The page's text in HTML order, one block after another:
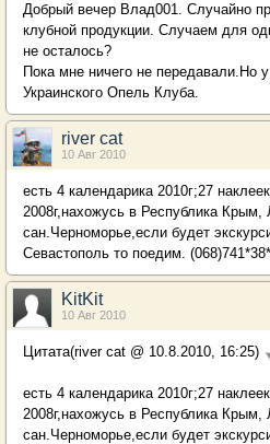
Добрый вечер Влад001. Случайно
клубной продукции. Случаем для
не осталось?
Пока мне ничего не передавали.Но
Украинского Опель Клуба.
river cat
10 Авг 2010
есть 4 календарика 2010г;27
2008г,нахожусь в Республика Крым,
сан.Черноморье,если будет
Севастополь то поедим.
KitKit
10 Авг 2010
Цитата(river cat @ 10.8.2010, 16:25)
есть 4 календарика 2010г;27
2008г,нахожусь в Республика Крым,
сан.Черноморье,если будет